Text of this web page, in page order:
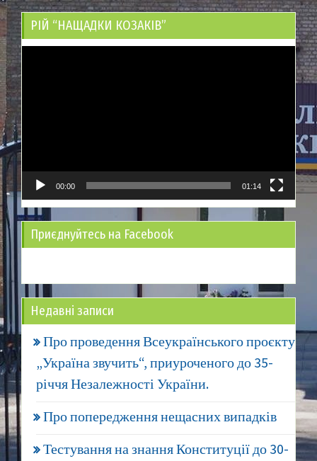
РІЙ “НАЩАДКИ КОЗАКІВ”
00:00 01:14
Приєднуйтесь на Facebook
Недавні записи
Про проведення Всеукраїнського проєкту
„Україна звучить“, приуроченого до 35-
річчя Незалежності України.
Про попередження нещасних випадків
Тестування на знання Конституції до 30-